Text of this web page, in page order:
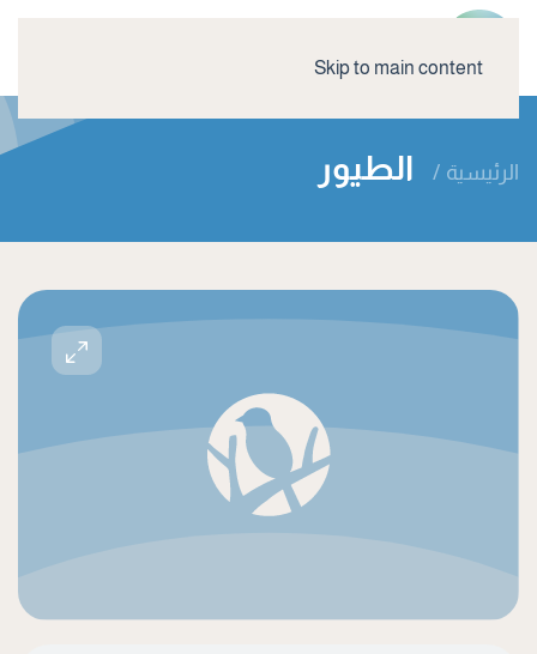
Skip to main content
الرئيسية الطيور